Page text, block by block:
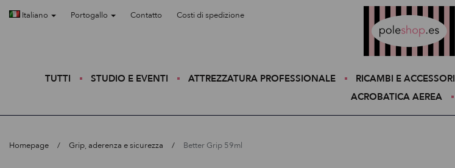
Italiano Portogallo Contatto Costi di spedizione
TUTTI STUDIO E EVENTI ATTREZZATURA PROFESSIONALE RICAMBI E ACCESSORI
ACROBATICA AEREA
Homepage Grip, aderenza e sicurezza Better Grip 59ml